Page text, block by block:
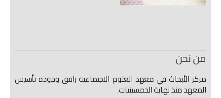
من نحن
مركز الأبحاث في معهد العلوم الاجتماعية رافق وجوده تأسيس
المعهد منذ نهاية الخمسينيات.